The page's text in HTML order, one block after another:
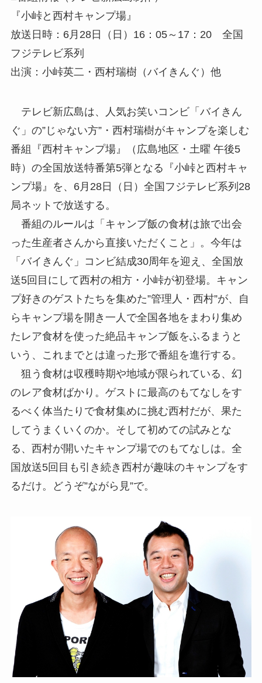
『小峠と西村キャンプ場』
放送日時：6月28日（日）16：05～17：20 全国
フジテレビ系列
出演：小峠英二・西村瑞樹（バイきんぐ）他
テレビ新広島は、人気お笑いコンビ「バイきん
ぐ」の”じゃない方”・西村瑞樹がキャンプを楽しむ
番組『西村キャンプ場』（広島地区・土曜 午後5
時）の全国放送特番第5弾となる『小峠と西村キャ
ンプ場』を、6月28日（日）全国フジテレビ系列28
局ネットで放送する。
番組のルールは「キャンプ飯の食材は旅で出会
った生産者さんから直接いただくこと」。今年は
「バイきんぐ」コンビ結成30周年を迎え、全国放
送5回目にして西村の相方・小峠が初登場。キャン
プ好きのゲストたちを集めた”管理人・西村”が、自
らキャンプ場を開き一人で全国各地をまわり集め
たレア食材を使った絶品キャンプ飯をふるまうと
いう、これまでとは違った形で番組を進行する。
狙う食材は収穫時期や地域が限られている、幻
のレア食材ばかり。ゲストに最高のもてなしをす
るべく体当たりで食材集めに挑む西村だが、果た
してうまくいくのか。そして初めての試みとな
る、西村が開いたキャンプ場でのもてなしは。全
国放送5回目も引き続き西村が趣味のキャンプをす
るだけ。どうぞ”ながら見”で。